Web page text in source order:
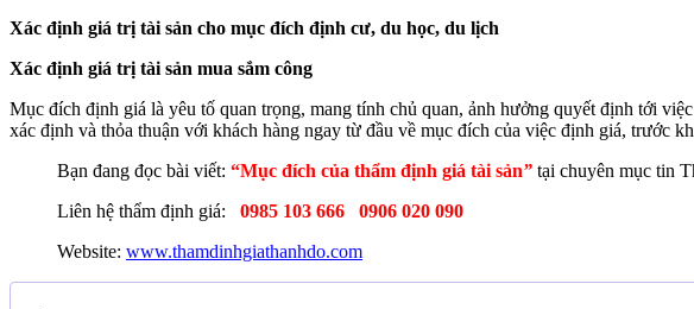
Xác định giá trị tài sản cho mục đích định cư, du học, du lịch
Xác định giá trị tài sản mua sắm công
Mục đích định giá là yêu tố quan trọng, mang tính chủ quan, ảnh hưởng quyết định tới
xác định và thỏa thuận với khách hàng ngay từ đầu về mục đích của việc định giá, trước
Bạn đang đọc bài viết: “Mục đích của thẩm định giá tài sản” tại chuyên mục tin
Liên hệ thẩm định giá:
0985 103 666
0906 020 090
Website: www.thamdinhgiathanhdo.com